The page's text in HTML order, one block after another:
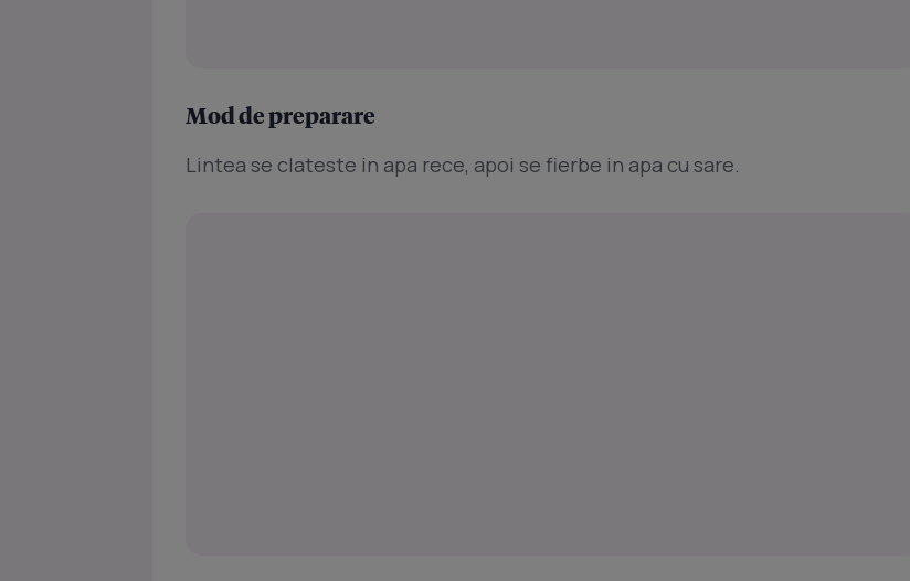
Mod de preparare
Lintea se clateste in apa rece, apoi se fierbe in apa cu sare.